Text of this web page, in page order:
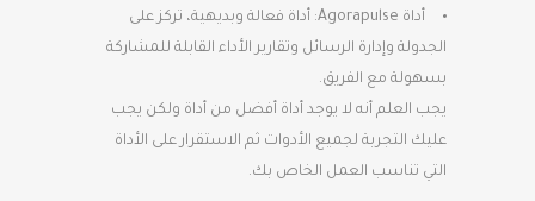
أداة Agorapulse: أداة فعالة وبديهية، تركز على
الجدولة وإدارة الرسائل وتقارير الأداء القابلة للمشاركة
بسهولة مع الفريق.
يجب العلم أنه لا يوجد أداة أفضل من أداة ولكن يجب
عليك التجربة لجميع الأدوات ثم الاستقرار على الأداة
التي تناسب العمل الخاص بك.